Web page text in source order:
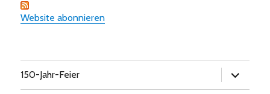
Website abonnieren
150-Jahr-Feier
öffnen